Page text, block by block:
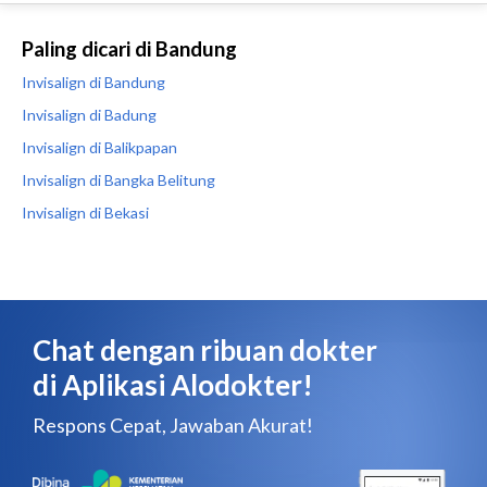
Paling dicari di Bandung
Invisalign di Bandung
Invisalign di Badung
Invisalign di Balikpapan
Invisalign di Bangka Belitung
Invisalign di Bekasi